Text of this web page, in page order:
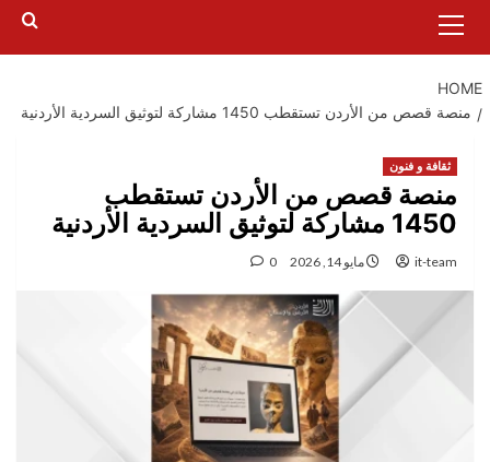
Menu
HOME
‏منصة قصص من الأردن تستقطب 1450 مشاركة لتوثيق السردية الأردنية
ثقافة و فنون
‏منصة قصص من الأردن تستقطب
1450 مشاركة لتوثيق السردية الأردنية
it-team مايو 14, 2026 0